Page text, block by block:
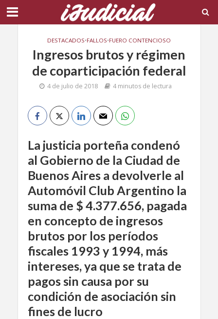
DESTACADOS•FALLOS•FUERO CONTENCIOSO
Ingresos brutos y régimen
de coparticipación federal
4 de julio de 2018 4 minutos de lectura
La justicia porteña condenó
al Gobierno de la Ciudad de
Buenos Aires a devolverle al
Automóvil Club Argentino la
suma de $ 4.377.656, pagada
en concepto de ingresos
brutos por los períodos
fiscales 1993 y 1994, más
intereses, ya que se trata de
pagos sin causa por su
condición de asociación sin
fines de lucro